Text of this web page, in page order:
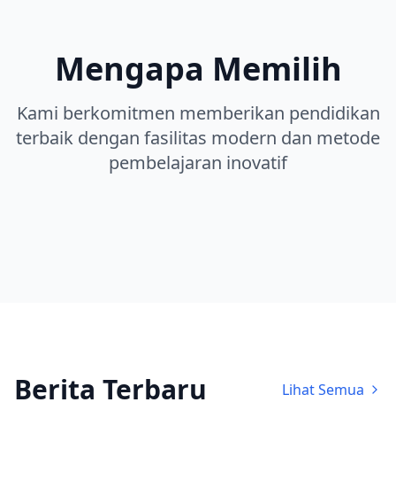
Mengapa Memilih
Kami berkomitmen memberikan pendidikan
terbaik dengan fasilitas modern dan metode
pembelajaran inovatif
Berita Terbaru Lihat Semua